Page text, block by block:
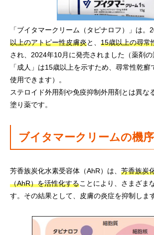
「ブイタマークリーム（タピナロフ）」は。
以上のアトピー性皮膚炎と、 15歳以上の尋常
され、2024年10月に発売されました（薬剤
「成人」は15歳以上を示すため、尋常性乾癬
使用できます）。
ステロイド外用剤や免疫抑制外用剤とは異な
塗り薬です。
ブイタマークリームの機序
芳香族炭化水素受容体（AhR）は、 芳香族炭
（AhR）を活性化することにより、さまざま
す。その結果として、皮膚の炎症を抑制します